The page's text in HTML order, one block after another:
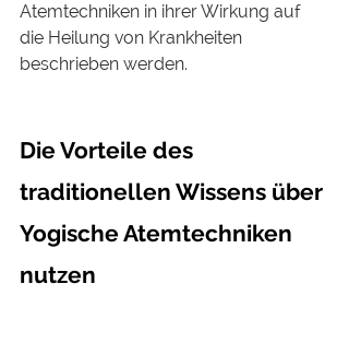
Atemtechniken in ihrer Wirkung auf
die Heilung von Krankheiten
beschrieben werden.
Die Vorteile des
traditionellen Wissens über
Yogische Atemtechniken
nutzen